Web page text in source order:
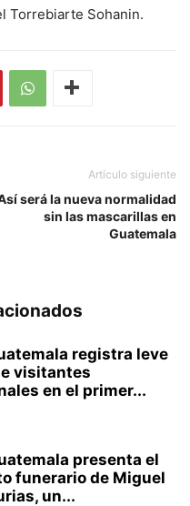
Torrebiarte Sohanin.
Artículo siguiente
será la nueva normalidad
sin las mascarillas en
Guatemala
registra leve
visitantes
en el primer...
presenta el
funerario de Miguel
un...